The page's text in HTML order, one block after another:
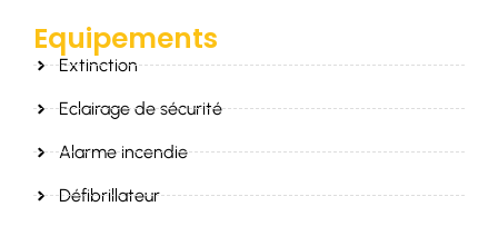
Equipements
Extinction
Eclairage de sécurité
Alarme incendie
Défibrillateur